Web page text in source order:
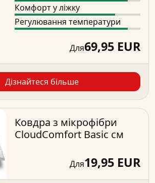
Комфорт у ліжку
Регулювання температури
Для69,95 EUR
Дізнайтеся більше
Ковдра з мікрофібри
CloudComfort Basic см
Для19,95 EUR